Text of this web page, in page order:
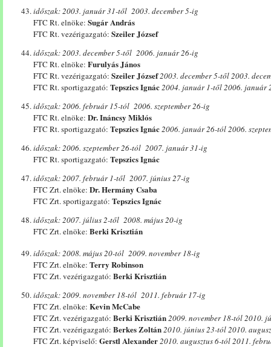
időszak: 2003. január 31-től 2003. december 5-ig
FTC Rt. elnöke: Sugár András
FTC Rt. vezérigazgató: Szeiler József
időszak: 2003. december 5-től 2006. január 26-ig
FTC Rt. elnöke: Furulyás János
FTC Rt. vezérigazgató: Szeiler József2003. december 5-től 2003.
FTC Rt. sportigazgató: Tepszics Ignác2004. január 1-től 2006. január
időszak: 2006. február 15-tól 2006. szeptember 26-ig
FTC Rt. elnöke: Dr. Ináncsy Miklós
FTC Rt. sportigazgató: Tepszics Ignác2006. január 26-tól 2006.
időszak: 2006. szeptember 26-tól 2007. január 31-ig
FTC Rt. sportigazgató: Tepszics Ignác
időszak: 2007. február 1-től 2007. június 27-ig
FTC Zrt. elnöke: Dr. Hermány Csaba
FTC Zrt. sportigazgató: Tepszics Ignác
időszak: 2007. július 2-től 2008. május 20-ig
FTC Zrt. elnöke: Berki Krisztián
időszak: 2008. május 20-tól 2009. november 18-ig
FTC Zrt. elnöke: Terry Robinson
FTC Zrt. vezérigazgató: Berki Krisztián
időszak: 2009. november 18-tól 2011. február 17-ig
FTC Zrt. elnöke: Kevin McCabe
FTC Zrt. vezérigazgató: Berki Krisztián2009. november 18-tól 2010.
FTC Zrt. vezérigazgató: Berkes Zoltán2010. június 23-tól 2010.
FTC Zrt. képviselő: Gerstl Alexander2010. augusztus 6-tól 2011.